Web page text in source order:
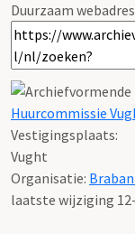
Duurzaam webadres
Huurcommissie
Vestigingsplaats:
Vught
Organisatie:
laatste wijziging